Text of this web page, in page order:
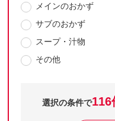
メインのおかず
サブのおかず
スープ・汁物
その他
選択の条件で116